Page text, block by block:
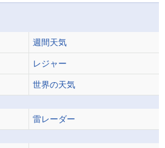
週間天気
レジャー
世界の天気
雷レーダー